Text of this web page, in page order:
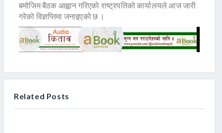
बमोजिम बैठक आह्वान गरिएकाे राष्ट्रपतिको कार्यालयले आज जारी
गरेको विज्ञप्तिमा जनाइएको छ ।
Related Posts